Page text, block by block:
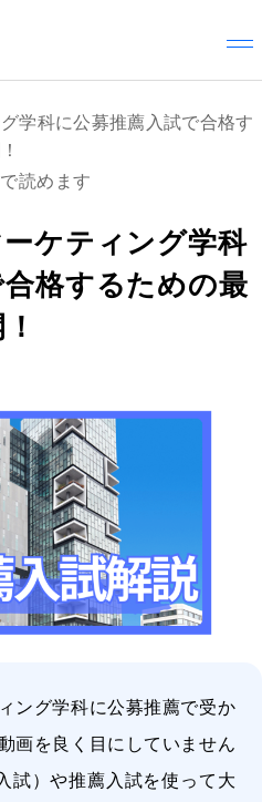
学科に公募推薦入試で合格す
読めます
ケティング学科
格するための最
ング学科に公募推薦で受か
画を良く目にしていません
試）や推薦入試を使って大